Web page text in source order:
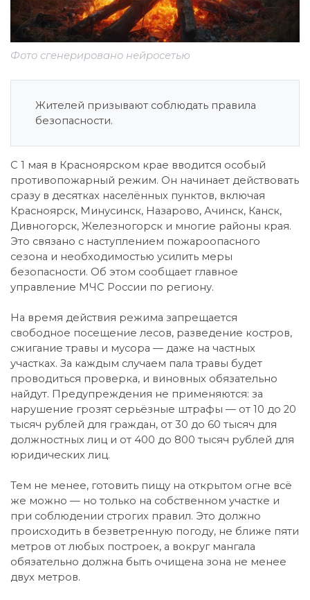
Фото сгенерировано нейросетью
Жителей призывают соблюдать правила
безопасности.
С 1 мая в Красноярском крае вводится особый
противопожарный режим. Он начинает действовать
сразу в десятках населённых пунктов, включая
Красноярск, Минусинск, Назарово, Ачинск, Канск,
Дивногорск, Железногорск и многие районы края.
Это связано с наступлением пожароопасного
сезона и необходимостью усилить меры
безопасности. Об этом сообщает главное
управление МЧС России по региону.
На время действия режима запрещается
свободное посещение лесов, разведение костров,
сжигание травы и мусора — даже на частных
участках. За каждым случаем пала травы будет
проводиться проверка, и виновных обязательно
найдут. Предупреждения не применяются: за
нарушение грозят серьёзные штрафы — от 10 до 20
тысяч рублей для граждан, от 30 до 60 тысяч для
должностных лиц и от 400 до 800 тысяч рублей для
юридических лиц.
Тем не менее, готовить пищу на открытом огне всё
же можно — но только на собственном участке и
при соблюдении строгих правил. Это должно
происходить в безветренную погоду, не ближе пяти
метров от любых построек, а вокруг мангала
обязательно должна быть очищена зона не менее
двух метров.